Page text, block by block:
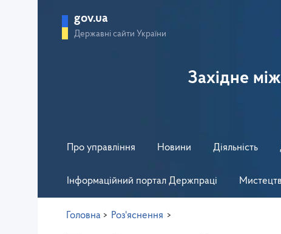
gov.ua
Державні сайти України
Західне
Про управління Новини Діяльність
Інформаційний портал Держпраці
Головна > Роз'яснення >